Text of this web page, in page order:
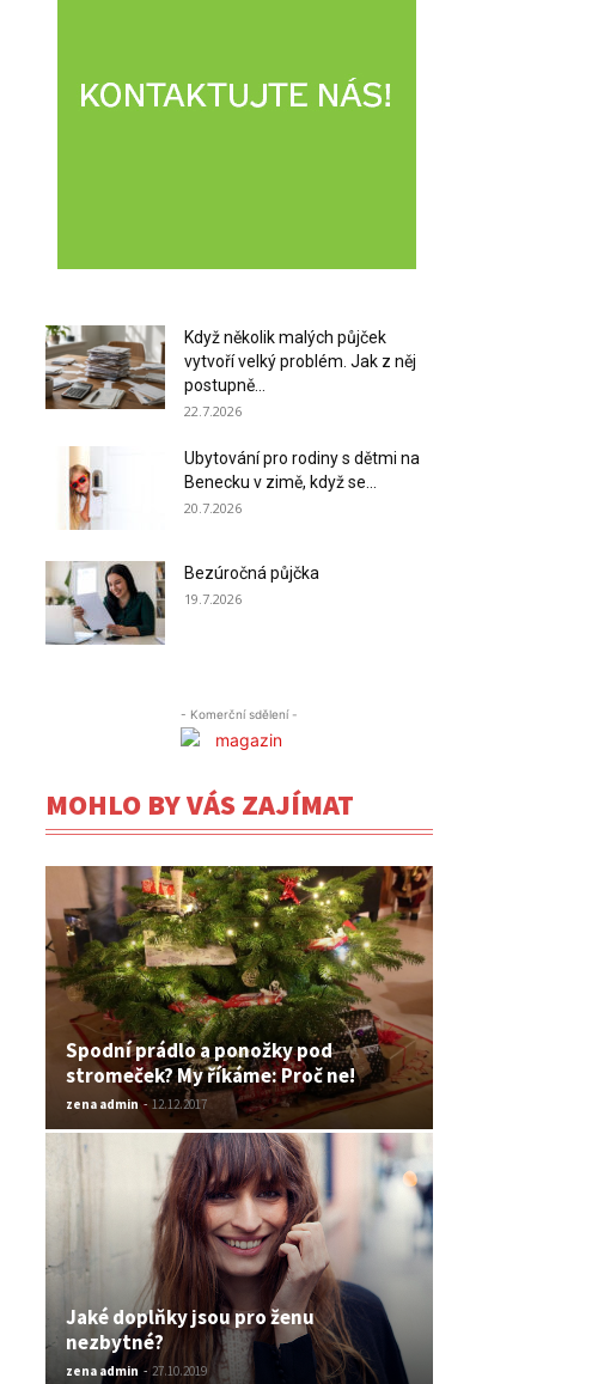
Když několik malých půjček
vytvoří velký problém. Jak z něj
postupně...
22.7.2026
Ubytování pro rodiny s dětmi na
Benecku v zimě, když se...
20.7.2026
Bezúročná půjčka
19.7.2026
- Komerční sdělení -
MOHLO BY VÁS ZAJÍMAT
Spodní prádlo a ponožky pod
stromeček? My říkáme: Proč ne!
zena admin - 12.12.2017
Jaké doplňky jsou pro ženu
nezbytné?
zena admin - 27.10.2019